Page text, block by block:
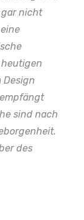
gar nicht
Design
sind nach
des